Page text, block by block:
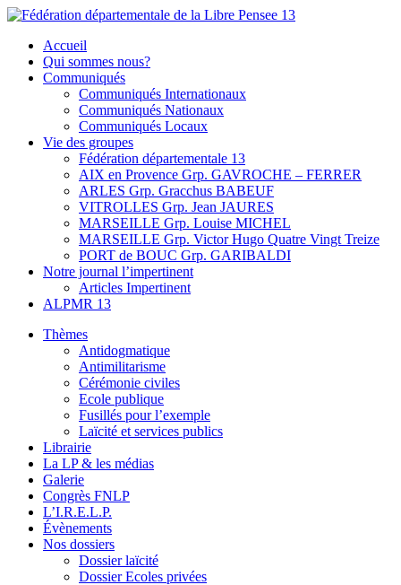
Skip
content
Fédération départementale de la Libre Pensee 13
Membre de la fédération Nationale de la Libre Pensée ni dieu ni
maitre
Accueil
Qui sommes nous?
Communiqués
Communiqués Internationaux
Communiqués Nationaux
Communiqués Locaux
Vie des groupes
Fédération départementale 13
AIX en Provence Grp. GAVROCHE – FERRER
ARLES Grp. Gracchus BABEUF
VITROLLES Grp. Jean JAURES
MARSEILLE Grp. Louise MICHEL
MARSEILLE Grp. Victor Hugo Quatre Vingt Treize
PORT de BOUC Grp. GARIBALDI
Notre journal l’impertinent
Articles Impertinent
ALPMR 13
Thèmes
Antidogmatique
Antimilitarisme
Cérémonie civiles
Ecole publique
Fusillés pour l’exemple
Laïcité et services publics
Librairie
La LP & les médias
Galerie
Congrès FNLP
L’I.R.E.L.P.
Évènements
Nos dossiers
Dossier laïcité
Dossier Ecoles privées